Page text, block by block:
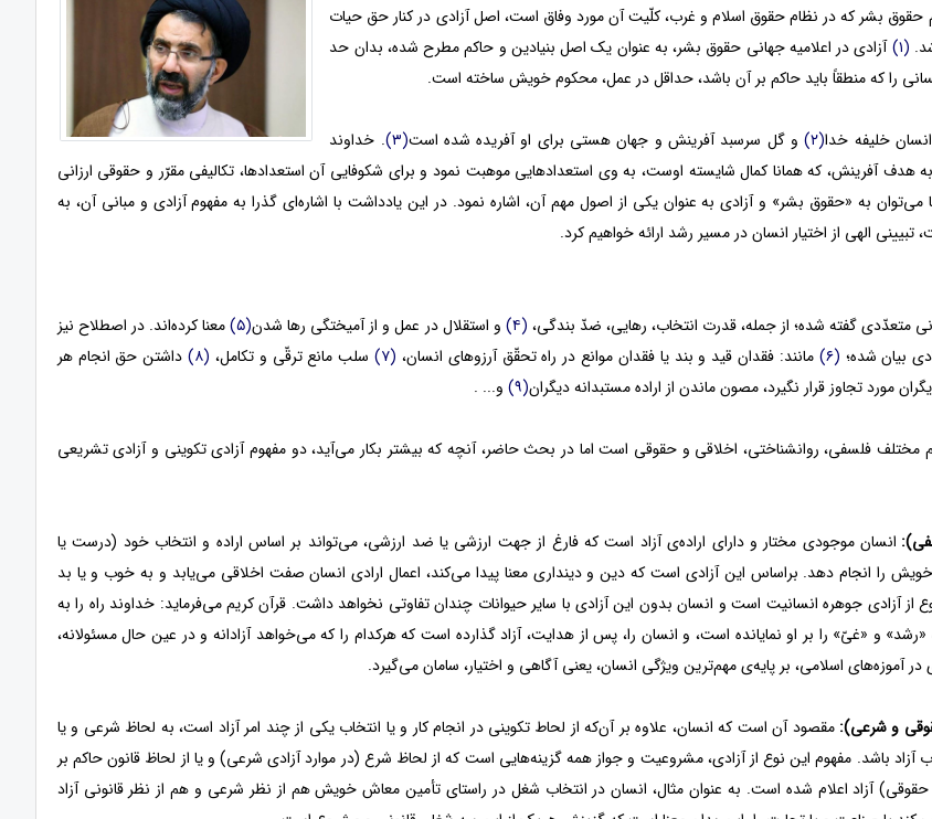
بشر که در نظام حقوق اسلام و غرب، کلّیت آن مورد وفاق است، اصل آزادی در کنار حق حیات
(۱)
آزادی در اعلامیه جهانی حقوق بشر، به عنوان یک اصل بنیادین و حاکم مطرح شده، بدان حد
را که منطقاً باید حاکم بر آن باشد، حداقل در عمل، محکوم خویش ساخته است.
خلیفه خدا(۲) و گل سرسبد آفرینش و جهان هستی برای او آفریده شده است(۳)
. خداوند
هدف آفرینش، که همانا کمال شایسته اوست، به وی استعدادهایی موهبت نمود و برای شکوفایی آن استعدادها، تکالیفی مقرّر و حقوقی ارزانی
به «حقوق بشر» و آزادی به عنوان یکی از اصول مهم آن، اشاره نمود. در این یادداشت با اشاره‌ای گذرا به مفهوم آزادی و مبانی آن، به
الهی از اختیار انسان در مسیر رشد ارائه خواهیم کرد.
متعدّدی گفته‌ شده؛ از جمله، قدرت انتخاب، رهایی، ضدّ بندگی، (۴) و استقلال در عمل و از آمیختگی رها شدن(۵)
معنا کرده‌اند. در اصطلاح نیز
بیان شده؛ (۶) مانند: فقدان قید و بند یا فقدان موانع در راه تحقّق آرزوهای انسان، (۷) سلب مانع ترقّی و تکامل، (۸)
داشتن حق انجام هر
مورد تجاوز قرار نگیرد، مصون ماندن از اراده مستبدانه دیگران(۹) و... .
مختلف فلسفی، روانشناختی، اخلاقی و حقوقی است اما در بحث حاضر، آنچه که بیشتر بکار می‌آید، دو مفهوم آزادی تکوینی و آزادی تشریعی
انسان موجودی مختار و دارای اراده‌ی آزاد است که فارغ از جهت ارزشی یا ضد ارزشی، می‌تواند بر اساس اراده و انتخاب خود (درست یا
را انجام دهد. براساس این آزادی است که دین و دینداری معنا پیدا می‌کند، اعمال ارادی انسان صفت اخلاقی می‌یابد و به خوب و یا بد
آزادی جوهره انسانیت است و انسان بدون این آزادی با سایر حیوانات چندان تفاوتی نخواهد داشت. قرآن کریم می‌فرماید: خداوند راه را به
و «غیّ» را بر او نمایانده است، و انسان را، پس از هدایت، آزاد گذارده است که هرکدام را که می‌خواهد آزادانه و در عین حال مسئولانه،
در آموزه‌های اسلامی، بر پایه‌ی مهم‌ترین ویژگی انسان، یعنی آگاهی و اختیار، سامان می‌گیرد.
مقصود آن است که انسان، علاوه بر آن‌که از لحاط تکوینی در انجام کار و یا انتخاب یکی از چند امر آزاد است، به لحاظ شرعی و یا
آزاد باشد. مفهوم این نوع از آزادی، مشروعیت و جواز همه گزینه‌هایی است که از لحاظ شرع (در موارد آزادی شرعی) و یا از لحاظ قانون حاکم بر
حقوقی) آزاد اعلام شده است. به عنوان مثال، انسان در انتخاب شغل در راستای تأمین معاش خویش هم از نظر شرعی و هم از نظر قانونی آزاد